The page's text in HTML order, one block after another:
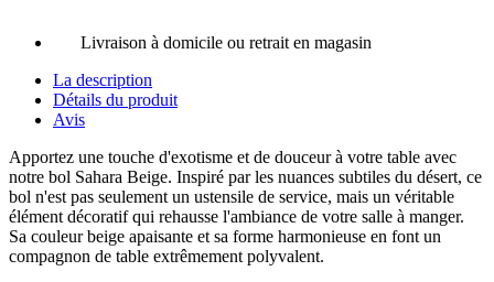
Livraison à domicile ou retrait en magasin
La description
Détails du produit
Avis
Apportez une touche d'exotisme et de douceur à votre table avec
notre bol Sahara Beige. Inspiré par les nuances subtiles du désert, ce
bol n'est pas seulement un ustensile de service, mais un véritable
élément décoratif qui rehausse l'ambiance de votre salle à manger.
Sa couleur beige apaisante et sa forme harmonieuse en font un
compagnon de table extrêmement polyvalent.